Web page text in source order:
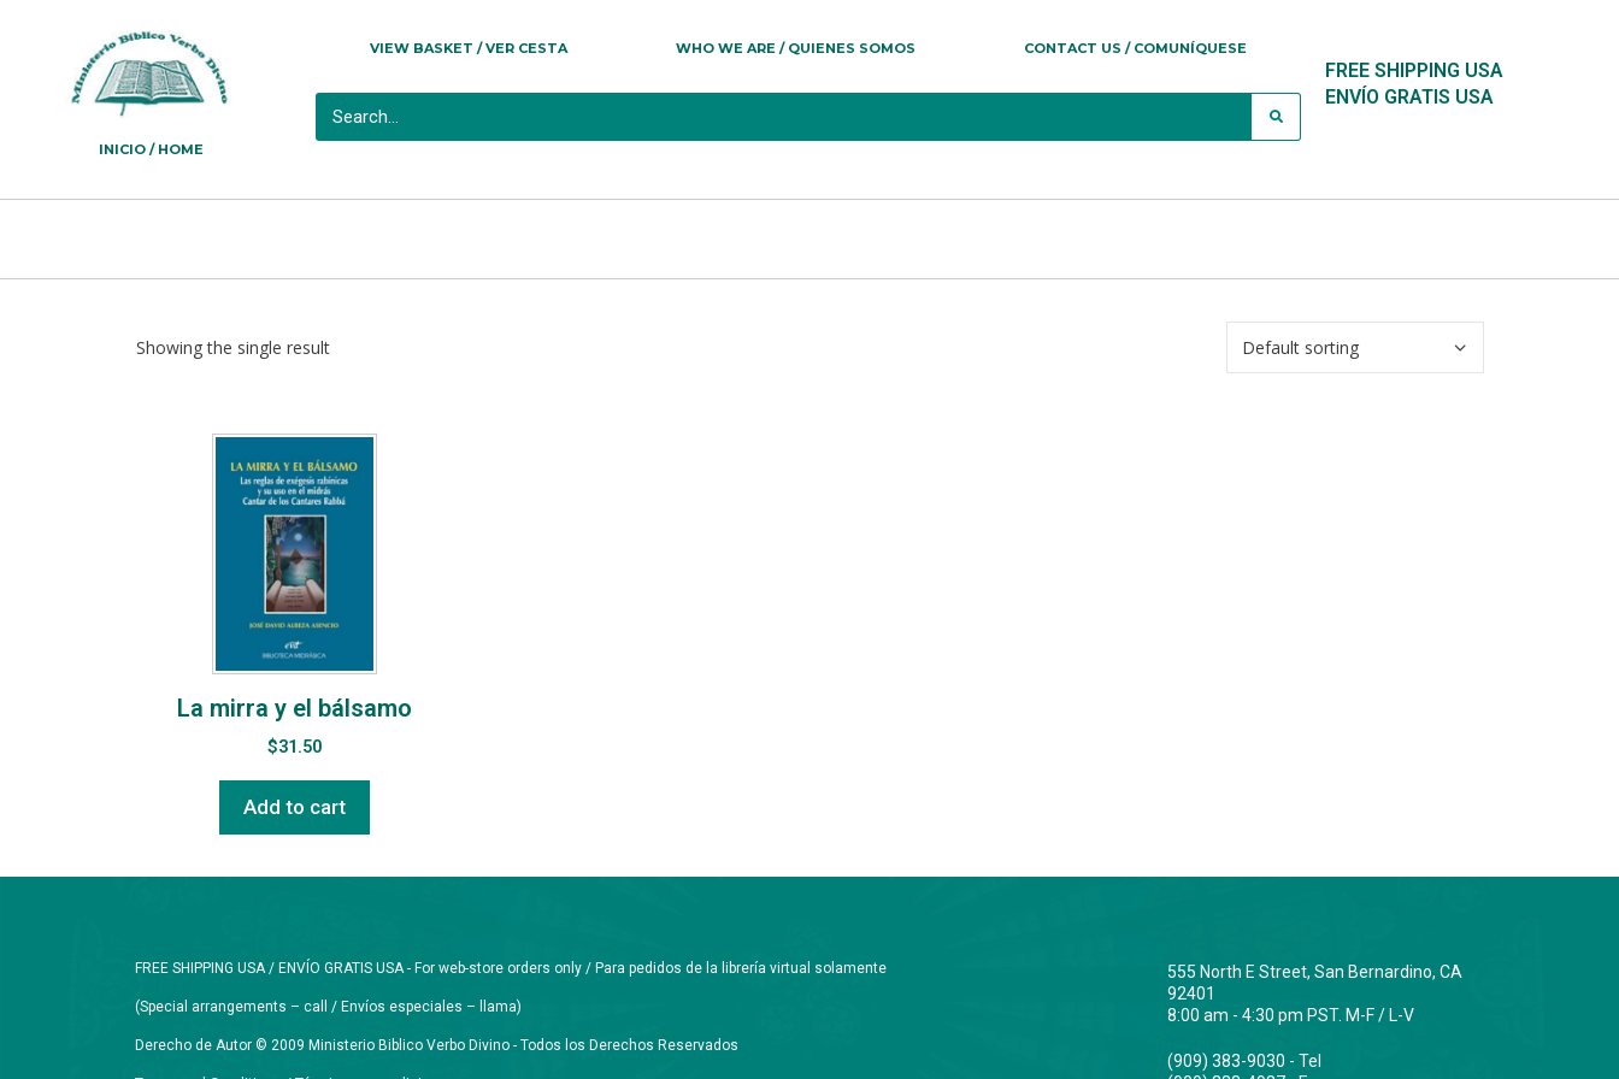
INICIO / HOME
VIEW BASKET / VER CESTA WHO WE ARE / QUIENES SOMOS CONTACT US / COMUNÍQUESE
FREE SHIPPING USA
ENVÍO GRATIS USA
Showing the single result
La mirra y el bálsamo
$31.50
Add to cart
FREE SHIPPING USA / ENVÍO GRATIS USA - For web-store orders only / Para pedidos de la librería virtual solamente
(Special arrangements – call / Envíos especiales – llama)
Derecho de Autor © 2009 Ministerio Biblico Verbo Divino - Todos los Derechos Reservados
555 North E Street, San Bernardino, CA
92401
8:00 am - 4:30 pm PST. M-F / L-V
(909) 383-9030 - Tel